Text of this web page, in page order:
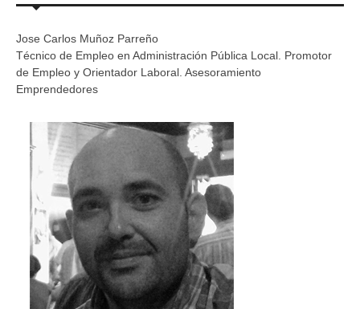
Jose Carlos Muñoz Parreño
Técnico de Empleo en Administración Pública Local. Promotor
de Empleo y Orientador Laboral. Asesoramiento
Emprendedores